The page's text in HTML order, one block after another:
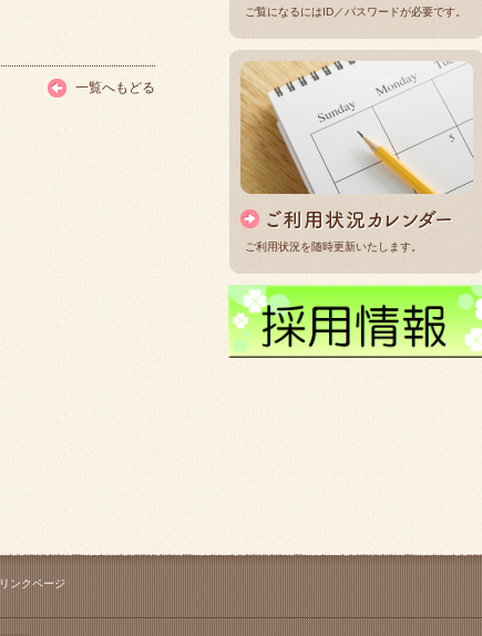
一覧へもどる
ご覧になるにはID／パスワードが必要です。
ご利用状況を随時更新いたします。
リンクページ